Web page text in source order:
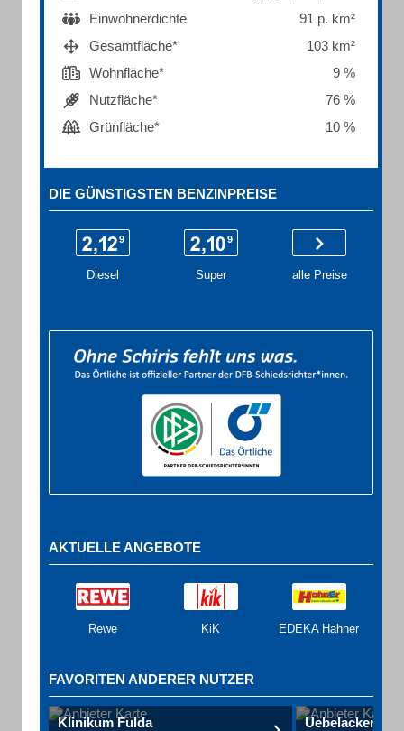
Einwohnerdichte
91 p. km²
Gesamtfläche*
103 km²
Wohnfläche*
9 %
Nutzfläche*
76 %
Grünfläche*
10 %
DIE GÜNSTIGSTEN BENZINPREISE
Diesel Super alle Preise
AKTUELLE ANGEBOTE
Rewe KiK EDEKA Hahner
FAVORITEN ANDERER NUTZER
Klinikum Fulda